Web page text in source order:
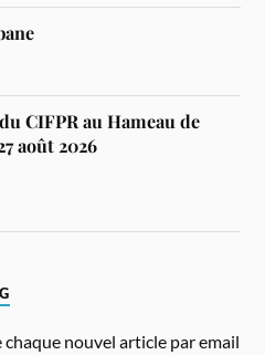
CIFPR au Hameau de
août 2026
nouvel article par email